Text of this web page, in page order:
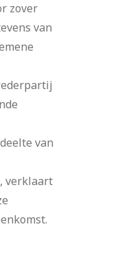
zover
van
van
verklaart